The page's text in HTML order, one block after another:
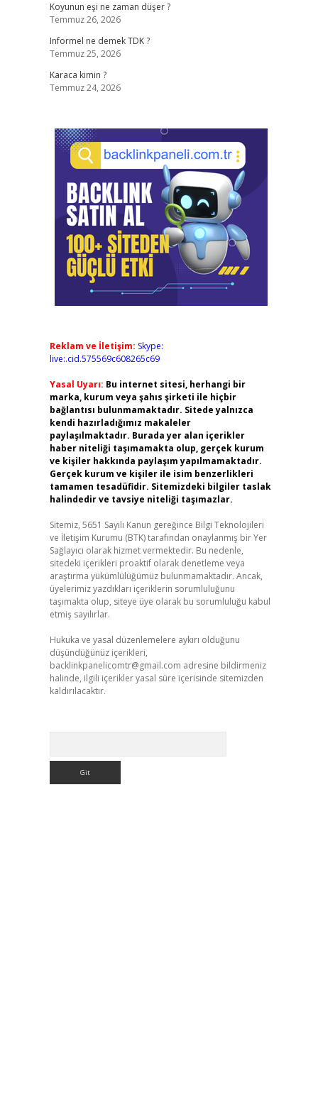
Koyunun eşi ne zaman düşer ?
Temmuz 26, 2026
Informel ne demek TDK ?
Temmuz 25, 2026
Karaca kimin ?
Temmuz 24, 2026
Reklam ve İletişim: Skype:
live:.cid.575569c608265c69
Yasal Uyarı: Bu internet sitesi, herhangi bir
marka, kurum veya şahıs şirketi ile hiçbir
bağlantısı bulunmamaktadır. Sitede yalnızca
kendi hazırladığımız makaleler
paylaşılmaktadır. Burada yer alan içerikler
haber niteliği taşımamakta olup, gerçek kurum
ve kişiler hakkında paylaşım yapılmamaktadır.
Gerçek kurum ve kişiler ile isim benzerlikleri
tamamen tesadüfidir. Sitemizdeki bilgiler taslak
halindedir ve tavsiye niteliği taşımazlar.
Sitemiz, 5651 Sayılı Kanun gereğince Bilgi Teknolojileri
ve İletişim Kurumu (BTK) tarafından onaylanmış bir Yer
Sağlayıcı olarak hizmet vermektedir. Bu nedenle,
sitedeki içerikleri proaktif olarak denetleme veya
araştırma yükümlülüğümüz bulunmamaktadır. Ancak,
üyelerimiz yazdıkları içeriklerin sorumluluğunu
taşımakta olup, siteye üye olarak bu sorumluluğu kabul
etmiş sayılırlar.
Hukuka ve yasal düzenlemelere aykırı olduğunu
düşündüğünüz içerikleri,
backlinkpanelicomtr@gmail.com adresine bildirmeniz
halinde, ilgili içerikler yasal süre içerisinde sitemizden
kaldırılacaktır.